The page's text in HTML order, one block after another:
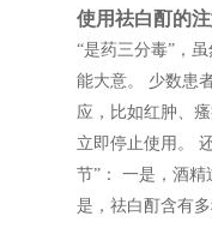
使用祛白酊的
“是药三分毒”，
能大意。 少数患
应，比如红肿、
立即停止使用。
节”： 一是，酒
是，祛白酊含有